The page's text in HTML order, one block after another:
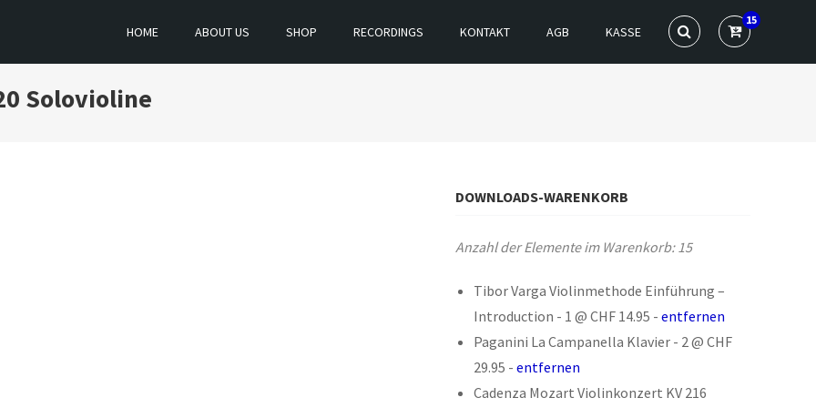
HOME ABOUT US SHOP RECORDINGS KONTAKT AGB KASSE
15
Solovioline
DOWNLOADS-WARENKORB
Anzahl der Elemente im Warenkorb:15
Tibor Varga Violinmethode Einführung –
Introduction - 1 @ CHF 14.95 - entfernen
Paganini La Campanella Klavier - 2 @ CHF
29.95 - entfernen
Cadenza Mozart Violinkonzert KV 216